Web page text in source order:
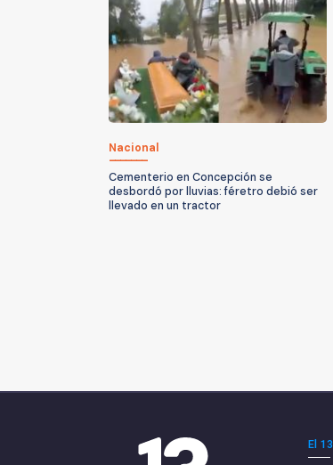
Nacional
Cementerio en Concepción se
desbordó por lluvias: féretro debió ser
llevado en un tractor
El 13